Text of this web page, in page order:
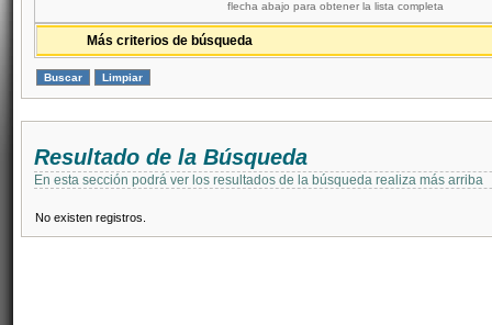
flecha abajo para obtener la lista completa
Más criterios de búsqueda
Resultado de la Búsqueda
En esta sección podrá ver los resultados de la búsqueda realiza más arriba
No existen registros.